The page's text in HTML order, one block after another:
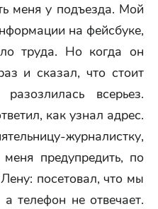
меня у подъезда. Мой
на фейсбуке,
труда. Но когда он
и сказал, что стоит
всерьез.
как узнал адрес.
журналистку,
предупредить, по
посетовал, что мы
телефон не отвечает.